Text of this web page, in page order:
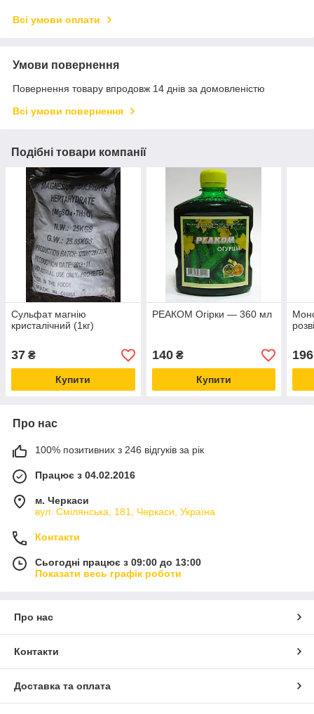
Всі умови оплати
Умови повернення
Повернення товару впродовж 14 днів за домовленістю
Всі умови повернення
Подібні товари компанії
Сульфат магнію
кристалічний (1кг)
37 ₴
Купити
РЕАКОМ Огірки — 360 мл
140₴
Купити
196
Про нас
100% позитивних з 246 відгуків за рік
Працює з 04.02.2016
м. Черкаси
вул. Смілянська, 181, Черкаси, Україна
Контакти
Сьогодні працює з 09:00 до 13:00
Показати весь графік роботи
Про нас
Контакти
Доставка та оплата